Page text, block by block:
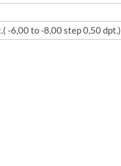
-6,00 to -8,00 step 0,50 dpt.)